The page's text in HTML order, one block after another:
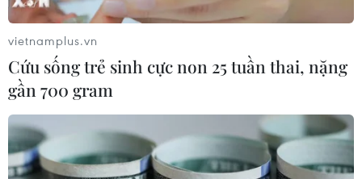
vietnamplus.vn
Cứu sống trẻ sinh cực non 25 tuần thai, nặng
gần 700 gram